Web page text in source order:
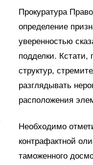
Прокуратура
определение
уверенностью
подделки. Кстати,
структур,
разглядывать
расположения
Необходимо
контрафактной
таможенного